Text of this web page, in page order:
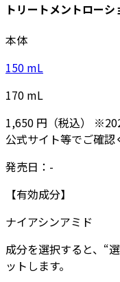
トリートメントロー
本体
150 mL
170 mL
1,650 円 （税込） ※
公式サイト等でご確認
発売日： -
【有効成分】
ナイアシンアミド
成分を選択すると、“
ットします。